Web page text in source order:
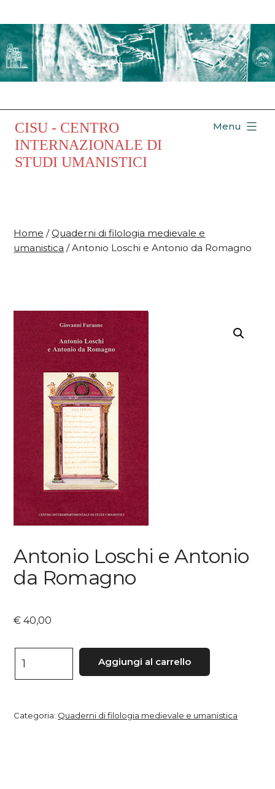
al
contenuto
CISU - CENTRO
INTERNAZIONALE DI
STUDI UMANISTICI
Menu
Home /Quaderni di filologia medievale e
umanistica / Antonio Loschi e Antonio da Romagno
Antonio Loschi e Antonio
da Romagno
€ 40,00
Loschi
da
Aggiungi al carrello
Categoria: Quaderni di filologia medievale e umanistica